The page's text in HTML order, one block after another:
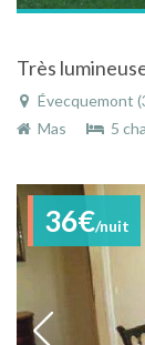
Évecquemont
Mas
5
36€/nuit